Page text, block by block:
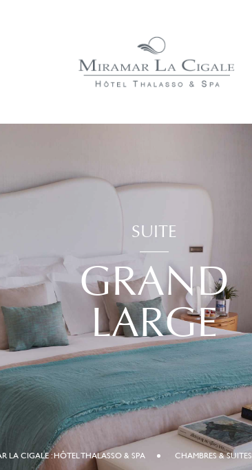
SUITE
GRAND
LARGE
LA CIGALE : HÔTEL THALASSO & SPA CHAMBRES & SUITES